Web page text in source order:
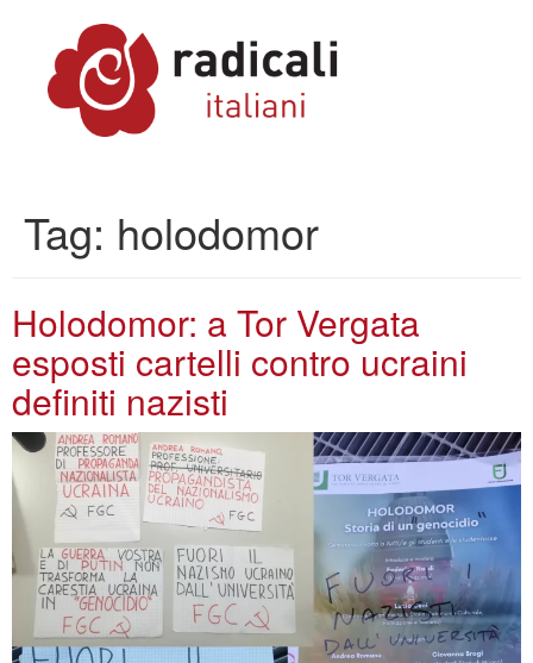
Tag: holodomor
Holodomor: a Tor Vergata
esposti cartelli contro ucraini
definiti nazisti